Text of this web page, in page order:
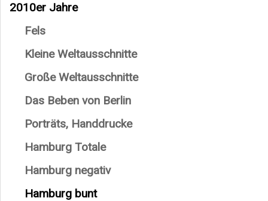
2010er Jahre
Fels
Kleine Weltausschnitte
Große Weltausschnitte
Das Beben von Berlin
Porträts, Handdrucke
Hamburg Totale
Hamburg negativ
Hamburg bunt